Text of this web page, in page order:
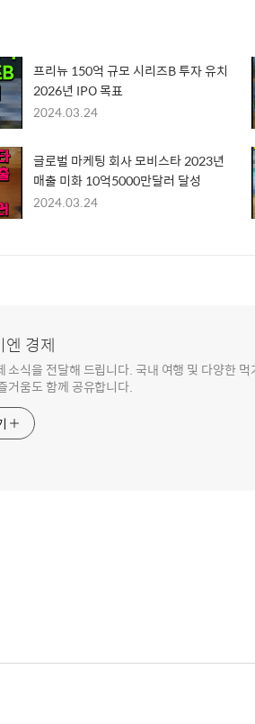
프리뉴 150억 규모 시리즈B 투자 유치
2026년 IPO 목표
2024.03.24
글로벌 마케팅 회사 모비스타 2023년
매출 미화 10억5000만달러 달성
2024.03.24
엔 경제
소식을 전달해 드립니다. 국내 여행 및 다양한
거움도 함께 공유합니다.